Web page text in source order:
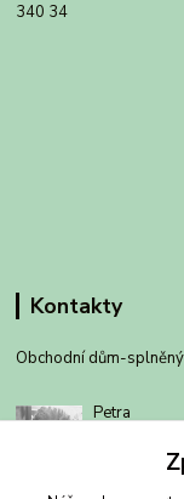
340 34
Kontakty
Obchodní dům-
Petra
út-pá 8-14